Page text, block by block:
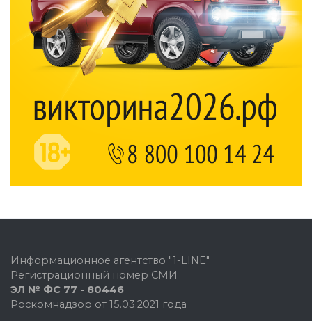
Информационное агентство "1-LINE"
Регистрационный номер СМИ
ЭЛ № ФС 77 - 80446
Роскомнадзор от 15.03.2021 года